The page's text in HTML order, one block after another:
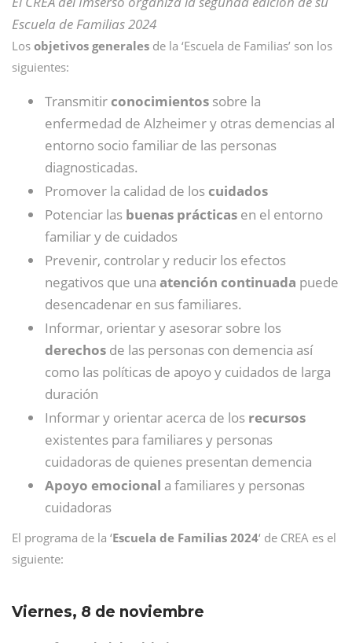
Escuela de Familias 2024
Los objetivos generales de la ‘Escuela de Familias’ son los
siguientes:
Transmitirconocimientos sobre la
enfermedad de Alzheimer y otras demencias al
entorno socio familiar de las personas
diagnosticadas.
Promover la calidad de loscuidados
Potenciar las buenas prácticas en el entorno
familiar y de cuidados
Prevenir, controlar y reducir los efectos
negativos que una atención continuada puede
desencadenar en sus familiares.
Informar, orientar y asesorar sobre los
derechos de las personas con demencia así
como las políticas de apoyo y cuidados de larga
duración
Informar y orientar acerca de los recursos
existentes para familiares y personas
cuidadoras de quienes presentan demencia
Apoyo emocional a familiares y personas
cuidadoras
El programa de la ‘Escuela de Familias 2024‘ de CREA es el
siguiente:
Viernes, 8 de noviembre